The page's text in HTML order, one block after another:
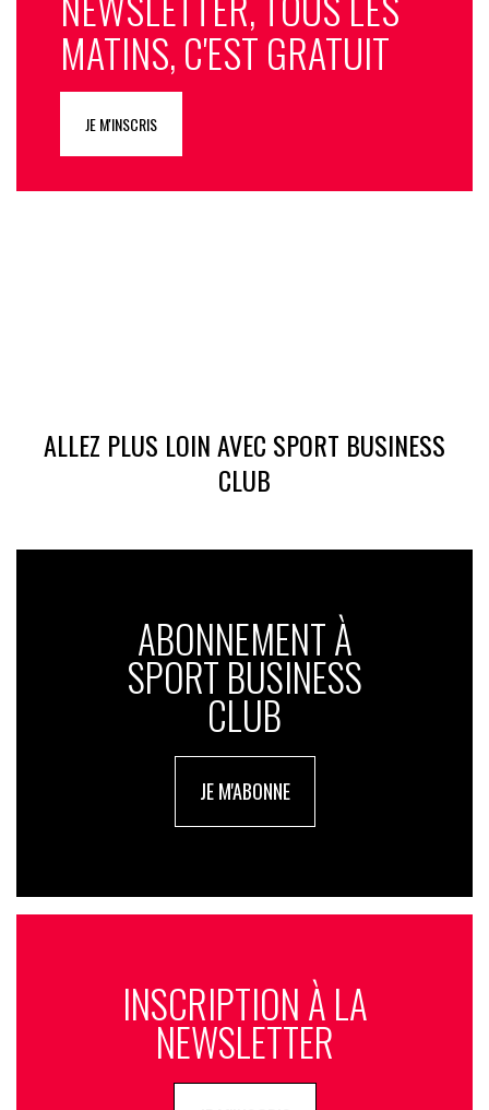
MATINS, C'EST GRATUIT
JE M'INSCRIS
ALLEZ PLUS LOIN AVEC SPORT BUSINESS
CLUB
ABONNEMENT À
SPORT BUSINESS
CLUB
JE M'ABONNE
INSCRIPTION À LA
NEWSLETTER